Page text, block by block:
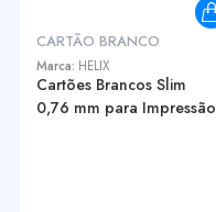
CARTÃO BRANCO
Marca: HELIX
Cartões Brancos Slim
0,76 mm para Impressão